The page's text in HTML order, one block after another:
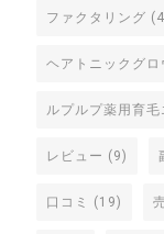
ファクタリング
ヘアトニックグロ
ルプルプ薬用育毛
レビュー (9)
口コミ (19)